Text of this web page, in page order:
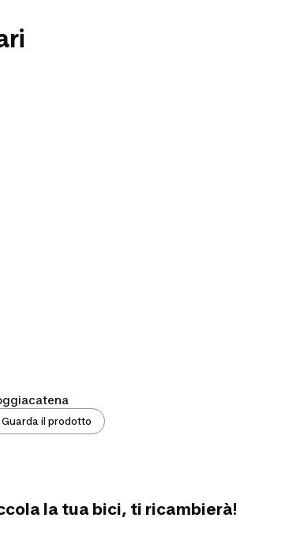
Guarda il prodotto
la tua bici, ti ricambierà!